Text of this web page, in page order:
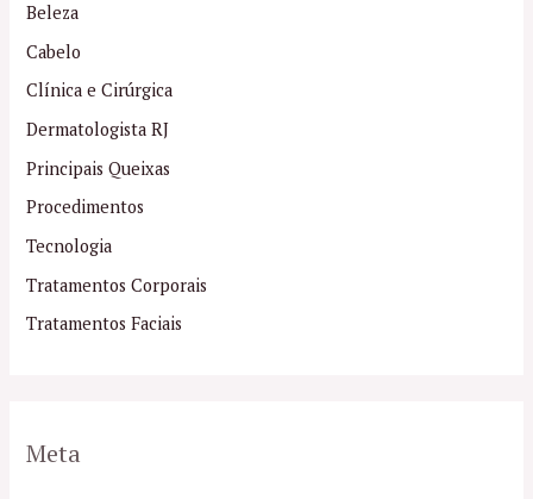
Beleza
Cabelo
Clínica e Cirúrgica
Dermatologista RJ
Principais Queixas
Procedimentos
Tecnologia
Tratamentos Corporais
Tratamentos Faciais
Meta